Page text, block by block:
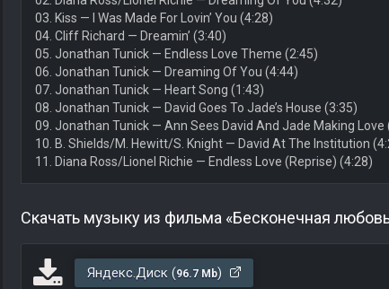
03. Kiss — I Was Made For Lovin’ You (4:28)
04. Cliff Richard — Dreamin’ (3:40)
05. Jonathan Tunick — Endless Love Theme (2:45)
06. Jonathan Tunick — Dreaming Of You (4:44)
07. Jonathan Tunick — Heart Song (1:43)
08. Jonathan Tunick — David Goes To Jade’s House (3:35)
09. Jonathan Tunick — Ann Sees David And Jade Making Love
10. B. Shields/M. Hewitt/S. Knight — David At The Institution
11. Diana Ross/Lionel Richie — Endless Love (Reprise) (4:28)
Скачать музыку из фильма «Бесконечная
Яндекс.Диск (96.7 Mb)